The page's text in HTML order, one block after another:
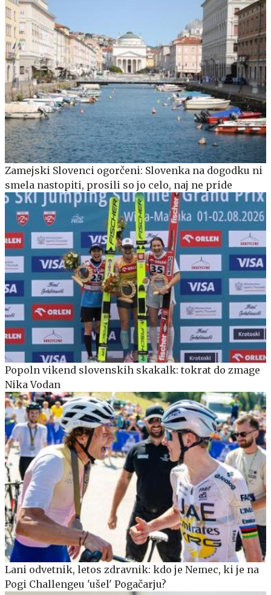
Zamejski Slovenci ogorčeni: Slovenka na dogodku ni
smela nastopiti, prosili so jo celo, naj ne pride
Popoln vikend slovenskih skakalk: tokrat do zmage
Nika Vodan
Lani odvetnik, letos zdravnik: kdo je Nemec, ki je na
Pogi Challengeu 'ušel' Pogačarju?